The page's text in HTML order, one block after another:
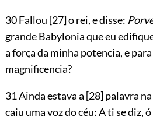
30 Fallou [27]o rei, e disse:
grande Babylonia que eu
a força da minha potencia, e
magnificencia?
31 Ainda estava a [28]palavra
caiu uma voz do céu: A ti se diz,